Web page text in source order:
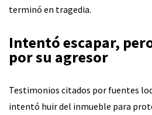
terminó en tragedia.
Intentó escapar,
por su agresor
Testimonios citados por fuentes
intentó huir del inmueble para